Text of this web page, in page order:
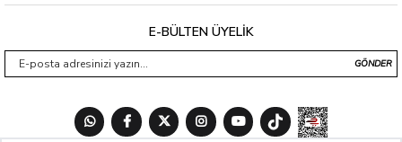
E-BÜLTEN ÜYELİK
GÖNDER